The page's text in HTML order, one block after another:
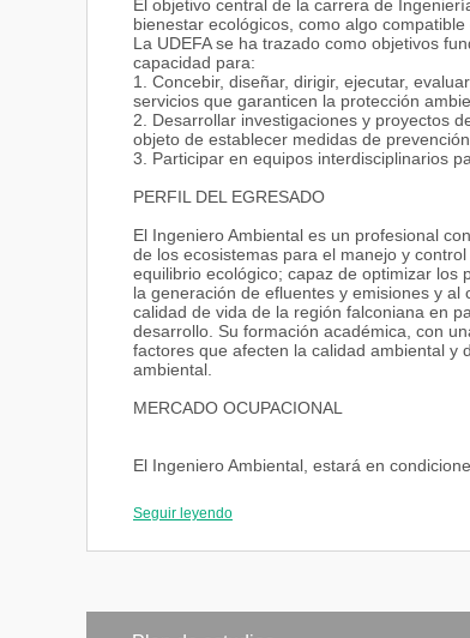
El objetivo central de la carrera de
bienestar ecológicos, como algo
La UDEFA se ha trazado como objetivos
capacidad para:
1. Concebir, diseñar, dirigir, ejecutar,
servicios que garanticen la protección
2. Desarrollar investigaciones y proyectos
objeto de establecer medidas de
3. Participar en equipos interdisciplinarios
PERFIL DEL EGRESADO
El Ingeniero Ambiental es un profesional
de los ecosistemas para el manejo y
equilibrio ecológico; capaz de optimizar los
la generación de efluentes y emisiones y
calidad de vida de la región falconiana en
desarrollo. Su formación académica, con
factores que afecten la calidad ambiental y
ambiental.
MERCADO OCUPACIONAL
El Ingeniero Ambiental, estará en
1. Coordinador de programas de
Superior, del sector público y privado
Seguir leyendo